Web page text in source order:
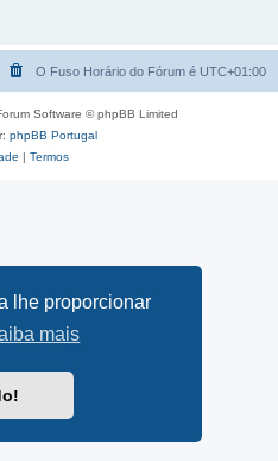
lhe proporcionar
mais
O Fuso Horário do Fórum é UTC+01:00
Software © phpBB Limited
phpBB Portugal
| Termos